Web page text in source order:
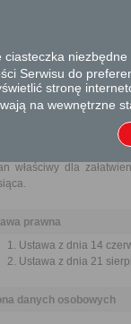
i wnioski
skargi może
naruszenie
wniosku
właściwy dla
prawna
Ustawa z dnia 14
Ustawa z dnia 21
danych osobowych
Serwisu do
stronę
na wewnętrzne